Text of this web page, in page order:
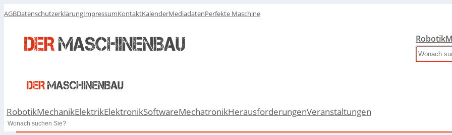
AGBDatenschutzerklärungImpressumKontaktKalenderMediadatenPerfekte Maschine
Robotik
Search
RobotikMechanikElektrikElektronikSoftwareMechatronikHerausforderungenVeranstaltungen
Search